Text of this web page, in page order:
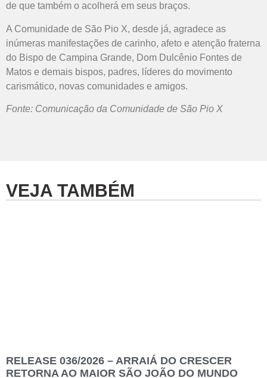
de que também o acolherá em seus braços.
A Comunidade de São Pio X, desde já, agradece as
inúmeras manifestações de carinho, afeto e atenção fraterna
do Bispo de Campina Grande, Dom Dulcênio Fontes de
Matos e demais bispos, padres, líderes do movimento
carismático, novas comunidades e amigos.
Fonte: Comunicação da Comunidade de São Pio X
VEJA TAMBÉM
RELEASE 036/2026 – ARRAIÁ DO CRESCER
RETORNA AO MAIOR SÃO JOÃO DO MUNDO